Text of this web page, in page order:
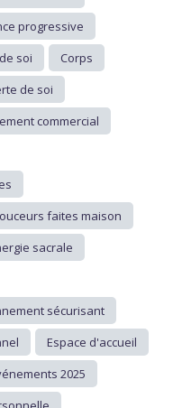
progressive
soi
Corps
de soi
commercial
faites maison
sacrale
sécurisant
Espace d'accueil
2025